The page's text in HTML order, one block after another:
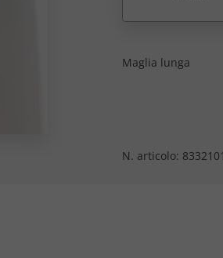
Maglia lunga
N. articolo: